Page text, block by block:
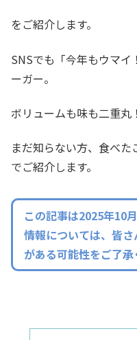
をご紹介します。
SNSでも「今年もウマ
ーガー。
ボリュームも味も二重丸！
まだ知らない方、食べ
でご紹介します。
この記事は2025年10
情報については、皆
がある可能性をご了承